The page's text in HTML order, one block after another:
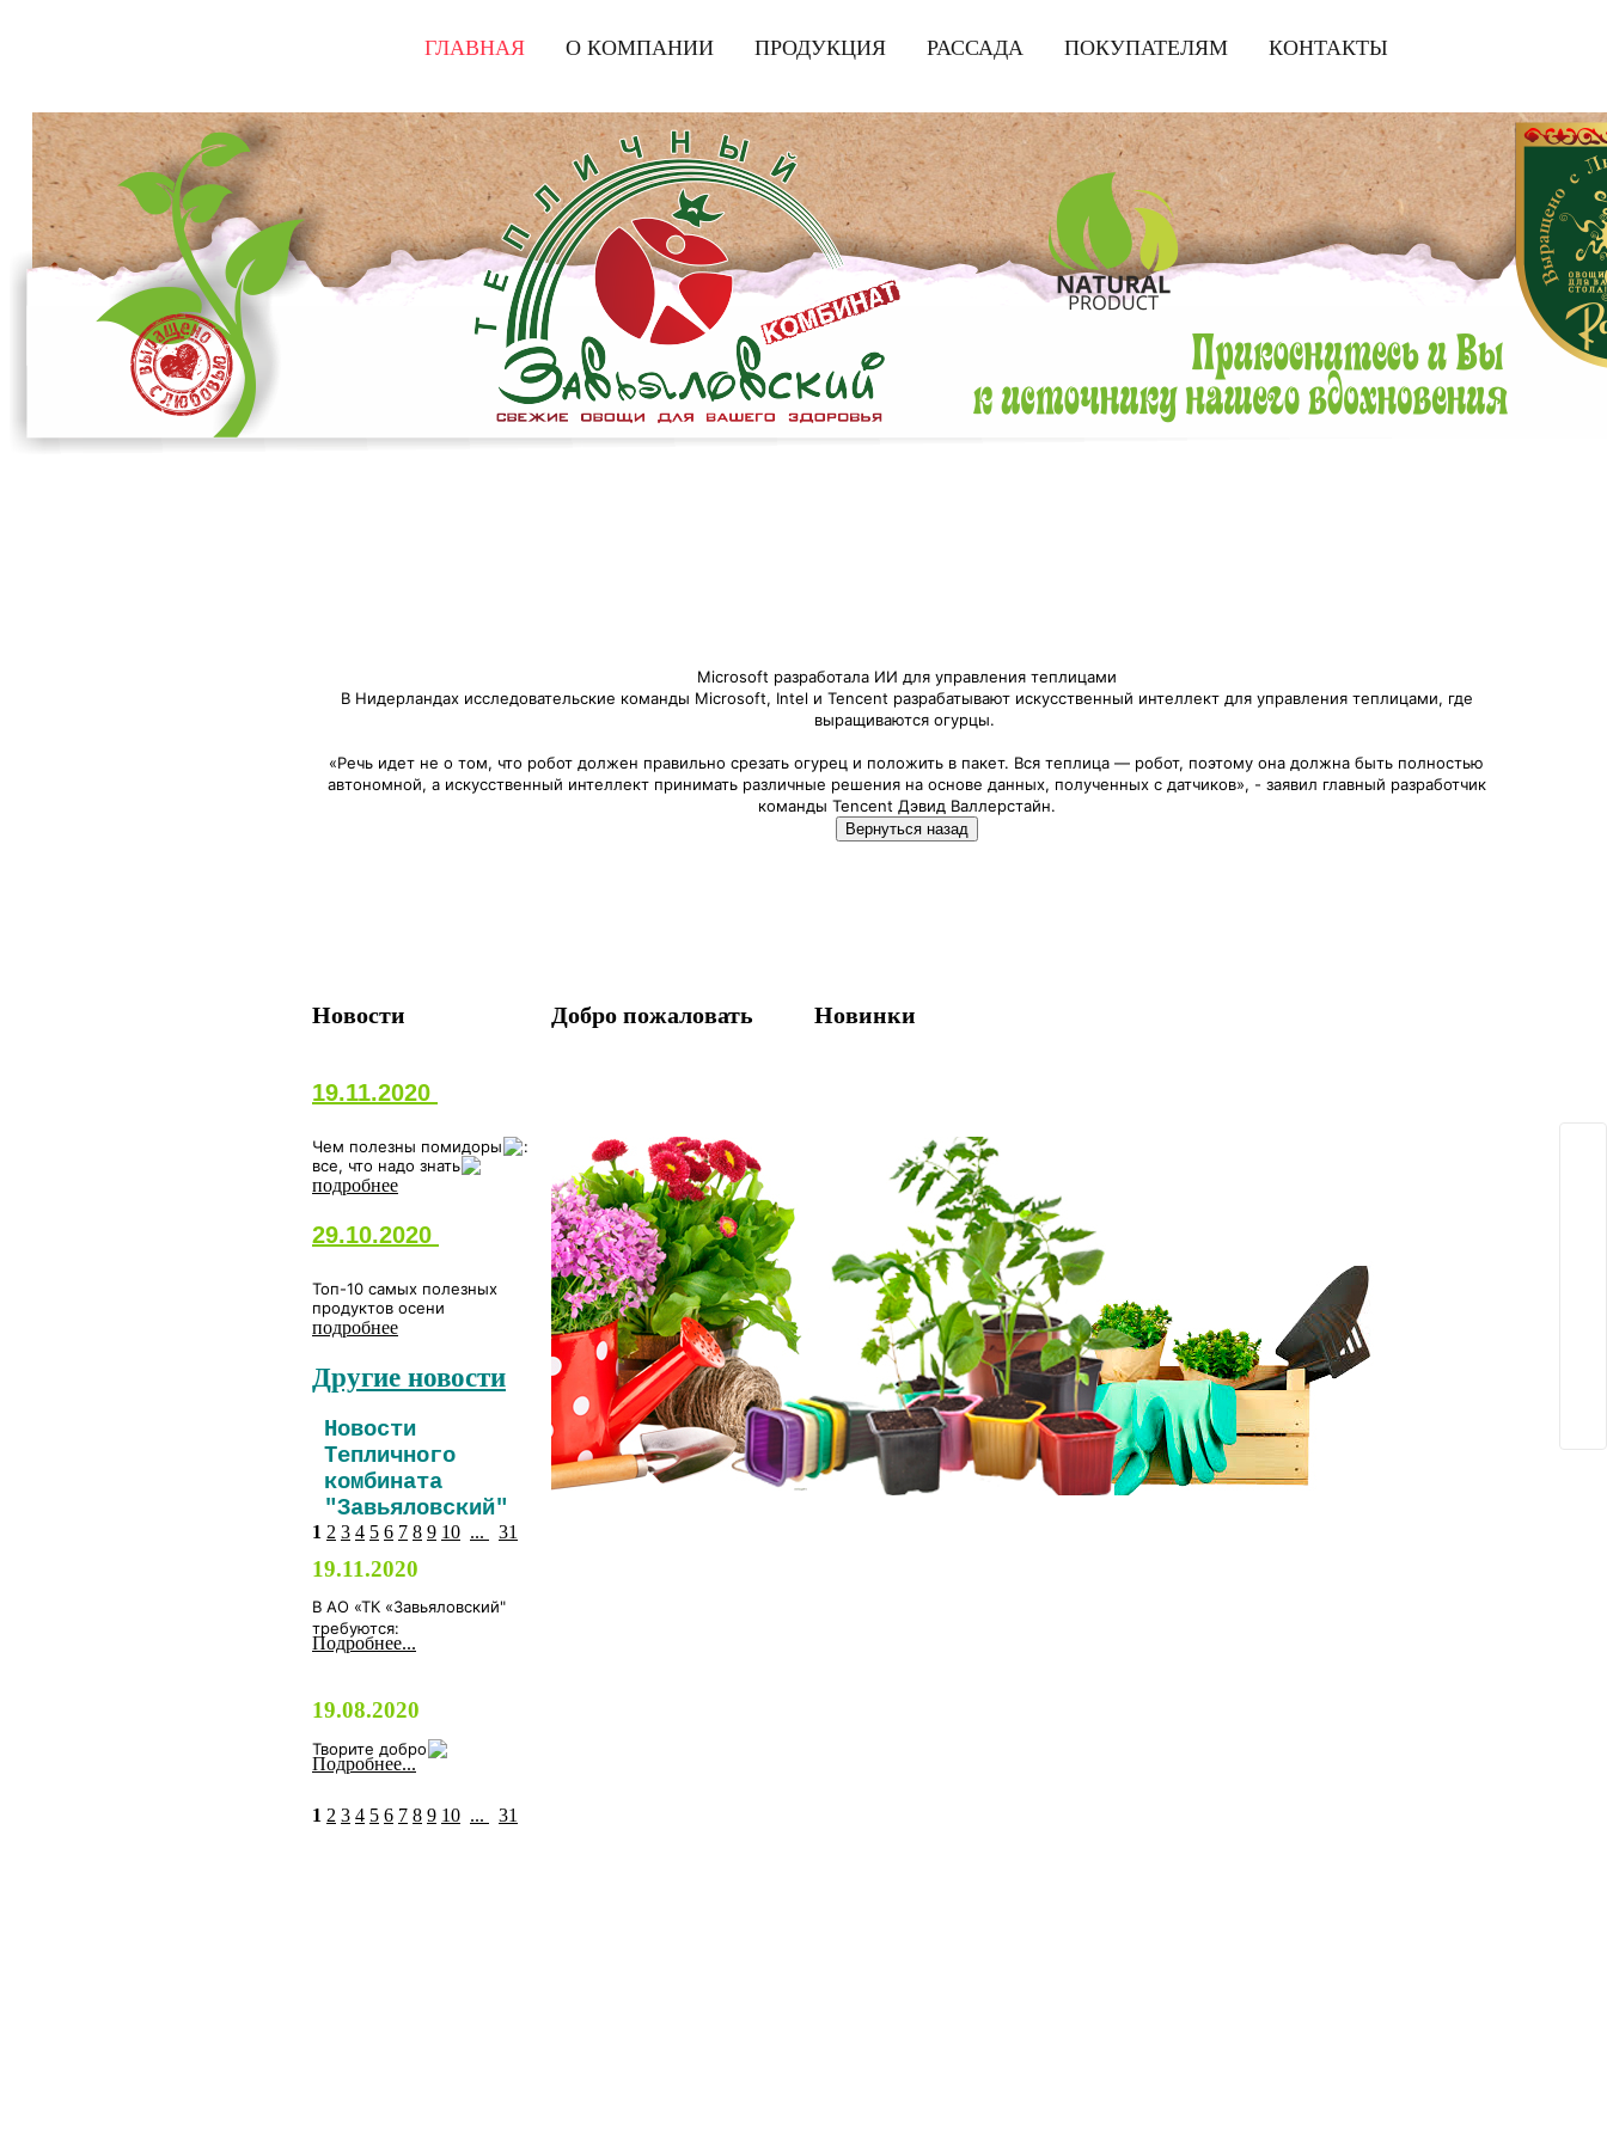
ГЛАВНАЯ О КОМПАНИИ ПРОДУКЦИЯ РАССАДА ПОКУПАТЕЛЯМ КОНТАКТЫ
Microsoft разработала ИИ для управления теплицами
В Нидерландах исследовательские команды Microsoft, Intel и Tencent разрабатывают искусственный интеллект для управления теплицами, где
выращиваются огурцы.
«Речь идет не о том, что робот должен правильно срезать огурец и положить в пакет. Вся теплица — робот, поэтому она должна быть полностью
автономной, а искусственный интеллект принимать различные решения на основе данных, полученных с датчиков», - заявил главный разработчик
команды Tencent Дэвид Валлерстайн.
Новости
19.11.2020
Чем полезны помидоры
:
все, что надо знать
подробнее
29.10.2020
Топ-10 самых полезных
продуктов осени
подробнее
Другие новости
Новости
Тепличного
комбината
"Завьяловский"
1 2 3 4 5 6 7 8 9 10 ... 31
19.11.2020
В АО «ТК «Завьяловский"
требуются:
Подробнее...
19.08.2020
Творите добро
Подробнее...
1 2 3 4 5 6 7 8 9 10 ... 31
Добро пожаловать Новинки